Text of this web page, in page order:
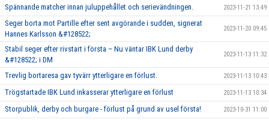
Spännande matcher innan juluppehållet och serievändningen. 2023-11-21 13:49
Seger borta mot Partille efter sent avgörande i sudden, signerat
Hannes Karlsson &#128522;
2023-11-20 09:45
Stabil seger efter rivstart i första – Nu väntar IBK Lund derby
&#128522; i DM
2023-11-13 11:32
Trevlig bortaresa gav tyvärr ytterligare en förlust. 2023-11-13 10:43
Trögstartade IBK Lund inkasserar ytterligare en förlust 2023-11-13 10:34
Storpublik, derby och burgare - förlust på grund av usel första! 2023-10-31 11:00